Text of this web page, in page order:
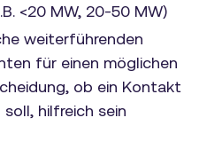
<20 MW, 20-50 MW)
weiterführenden
für einen möglichen
ob ein Kontakt
hilfreich sein